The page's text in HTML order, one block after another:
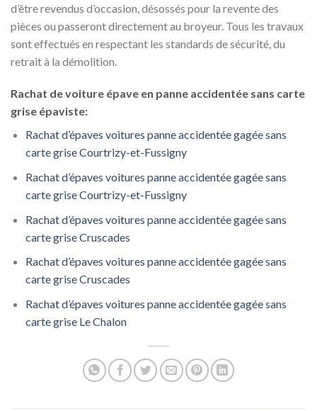
d’être revendus d’occasion, désossés pour la revente des
pièces ou passeront directement au broyeur. Tous les travaux
sont effectués en respectant les standards de sécurité, du
retrait à la démolition.
Rachat de voiture épave en panne accidentée sans carte
grise épaviste:
Rachat d’épaves voitures panne accidentée gagée sans
carte grise Courtrizy-et-Fussigny
Rachat d’épaves voitures panne accidentée gagée sans
carte grise Courtrizy-et-Fussigny
Rachat d’épaves voitures panne accidentée gagée sans
carte grise Cruscades
Rachat d’épaves voitures panne accidentée gagée sans
carte grise Cruscades
Rachat d’épaves voitures panne accidentée gagée sans
carte grise Le Chalon